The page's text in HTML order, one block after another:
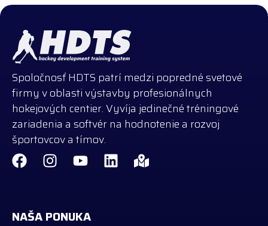
Spoločnosť HDTS patrí medzi popredné svetové
firmy v oblasti výstavby profesionálnych
hokejových centier. Vyvíja jedinečné tréningové
zariadenia a softvér na hodnotenie a rozvoj
športovcov a tímov.
NAŠA PONUKA